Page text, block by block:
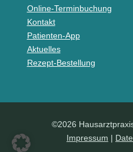
Online-Terminbuchung
Kontakt
Patienten-App
Aktuelles
Rezept-Bestellung
©2026
Impressum |